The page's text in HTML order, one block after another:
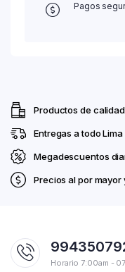
Pagos
Productos de
Entregas a todo Lima
Megadescuentos
Precios al por mayor
Horario 7:00am -